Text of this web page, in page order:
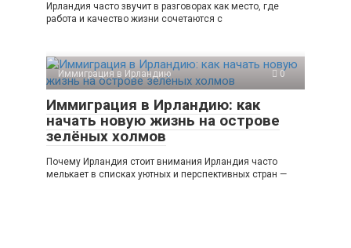
Ирландия часто звучит в разговорах как место, где
работа и качество жизни сочетаются с
Иммиграция в Ирландию 0
Иммиграция в Ирландию: как
начать новую жизнь на острове
зелёных холмов
Почему Ирландия стоит внимания Ирландия часто
мелькает в списках уютных и перспективных стран —